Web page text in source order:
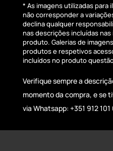
* As imagens utilizadas
não corresponder a
declina qualquer
nas descrições incluídas
produto. Galerias de
produtos e respetivos
incluídos no produto
Verifique sempre a
momento da compra, e se
via Whatsapp: +351 912